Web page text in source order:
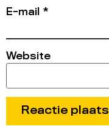
E-mail *
Website